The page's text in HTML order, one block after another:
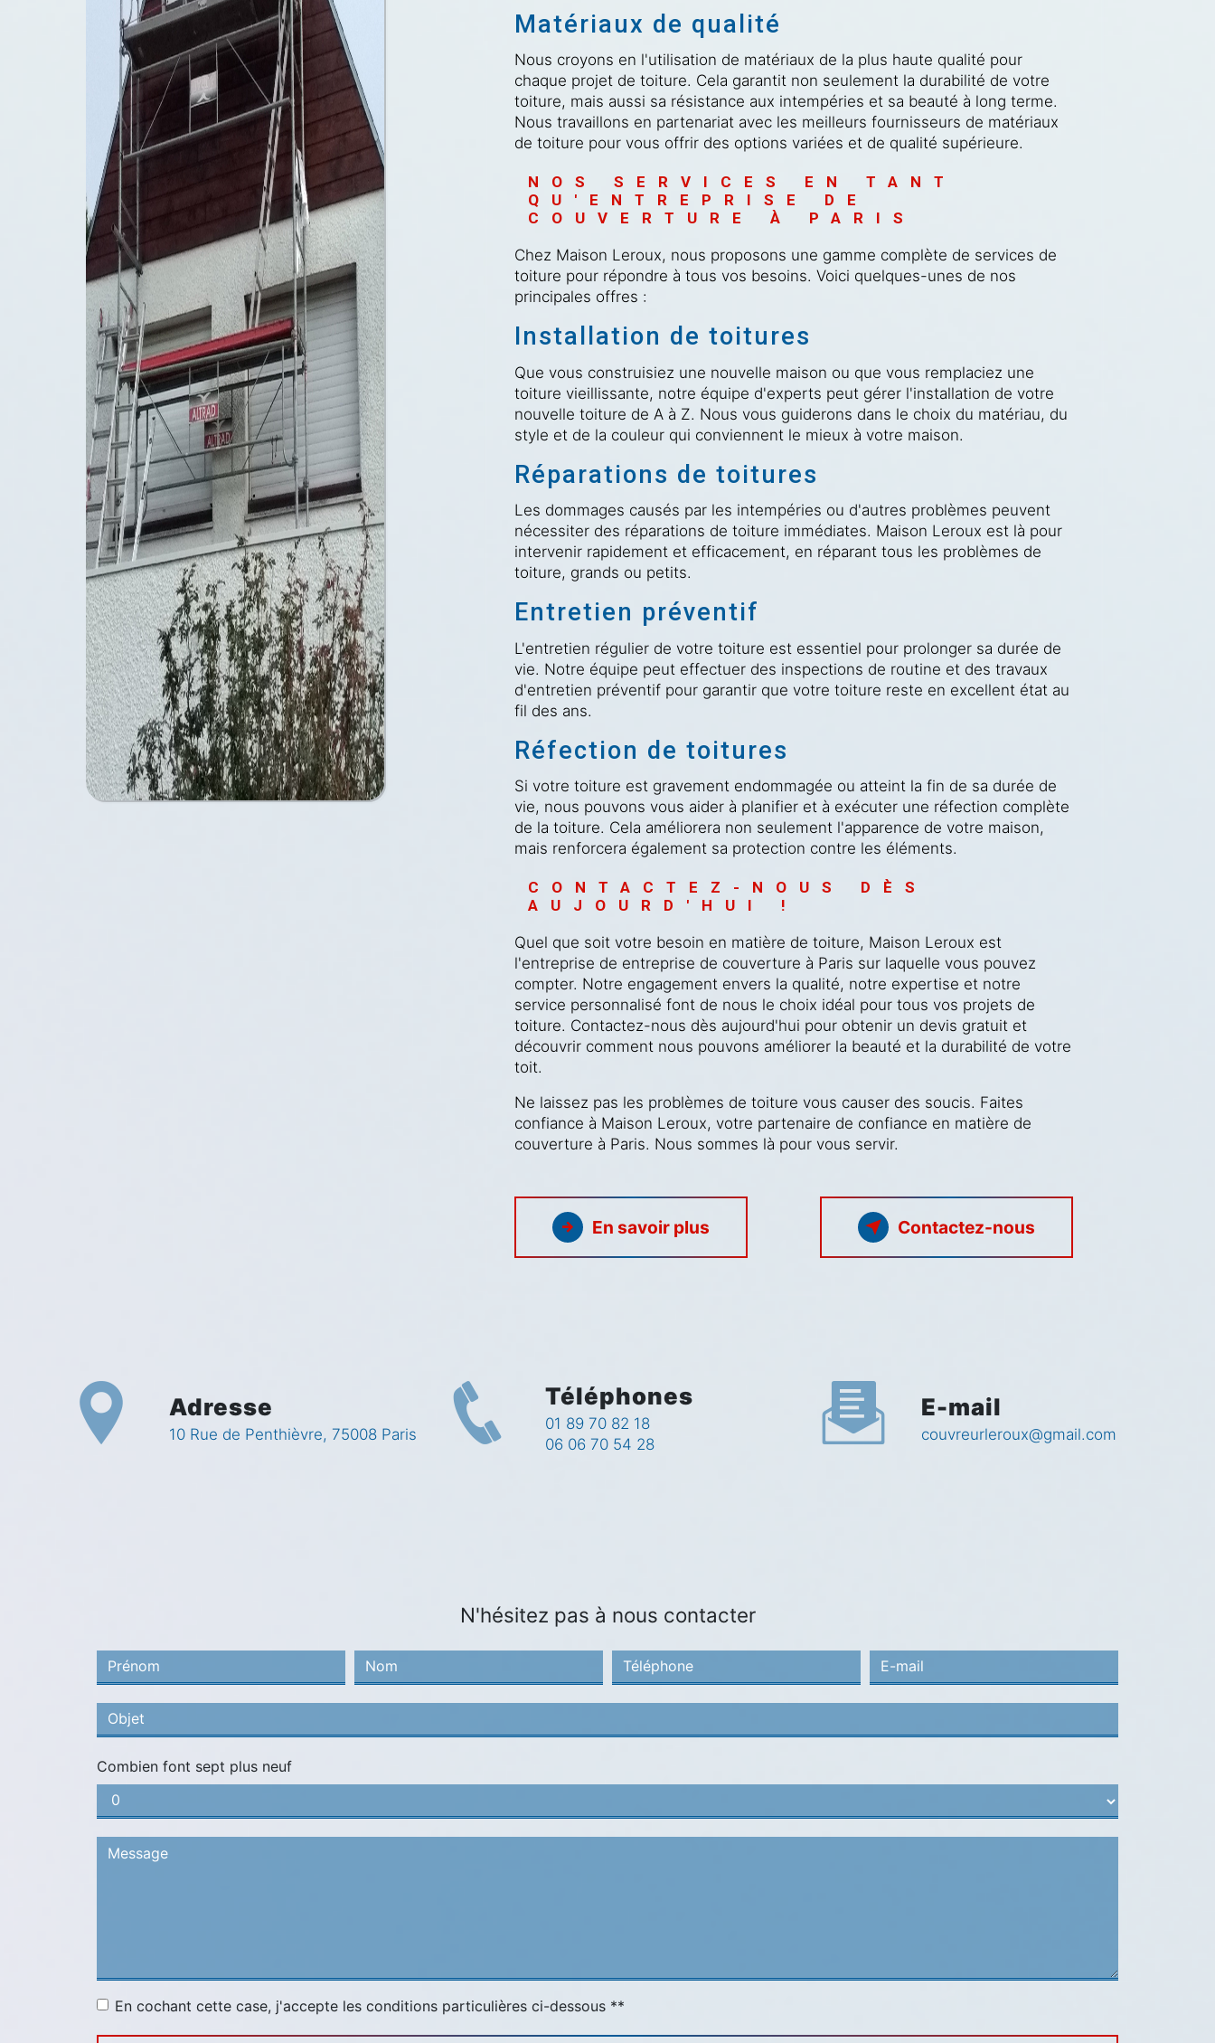
Matériaux de qualité
Nous croyons en l'utilisation de matériaux de la plus haute qualité pour
chaque projet de toiture. Cela garantit non seulement la durabilité de votre
toiture, mais aussi sa résistance aux intempéries et sa beauté à long terme.
Nous travaillons en partenariat avec les meilleurs fournisseurs de matériaux
de toiture pour vous offrir des options variées et de qualité supérieure.
NOS SERVICES EN TANT
QU'ENTREPRISE DE
COUVERTURE À PARIS
Chez Maison Leroux, nous proposons une gamme complète de services de
toiture pour répondre à tous vos besoins. Voici quelques-unes de nos
principales offres :
Installation de toitures
Que vous construisiez une nouvelle maison ou que vous remplaciez une
toiture vieillissante, notre équipe d'experts peut gérer l'installation de votre
nouvelle toiture de A à Z. Nous vous guiderons dans le choix du matériau, du
style et de la couleur qui conviennent le mieux à votre maison.
Réparations de toitures
Les dommages causés par les intempéries ou d'autres problèmes peuvent
nécessiter des réparations de toiture immédiates. Maison Leroux est là pour
intervenir rapidement et efficacement, en réparant tous les problèmes de
toiture, grands ou petits.
Entretien préventif
L'entretien régulier de votre toiture est essentiel pour prolonger sa durée de
vie. Notre équipe peut effectuer des inspections de routine et des travaux
d'entretien préventif pour garantir que votre toiture reste en excellent état au
fil des ans.
Réfection de toitures
Si votre toiture est gravement endommagée ou atteint la fin de sa durée de
vie, nous pouvons vous aider à planifier et à exécuter une réfection complète
de la toiture. Cela améliorera non seulement l'apparence de votre maison,
mais renforcera également sa protection contre les éléments.
CONTACTEZ-NOUS DÈS
AUJOURD'HUI !
Quel que soit votre besoin en matière de toiture, Maison Leroux est
l'entreprise de entreprise de couverture à Paris sur laquelle vous pouvez
compter. Notre engagement envers la qualité, notre expertise et notre
service personnalisé font de nous le choix idéal pour tous vos projets de
toiture. Contactez-nous dès aujourd'hui pour obtenir un devis gratuit et
découvrir comment nous pouvons améliorer la beauté et la durabilité de votre
toit.
Ne laissez pas les problèmes de toiture vous causer des soucis. Faites
confiance à Maison Leroux, votre partenaire de confiance en matière de
couverture à Paris. Nous sommes là pour vous servir.
En savoir plus Contactez-nous
Adresse
10 Rue de Penthièvre, 75008 Paris
Téléphones
01 89 70 82 18
06 06 70 54 28
E-mail
couvreurleroux@gmail.com
N'hésitez pas à nous contacter
Combien font sept plus neuf
En cochant cette case, j'accepte les conditions particulières ci-dessous **